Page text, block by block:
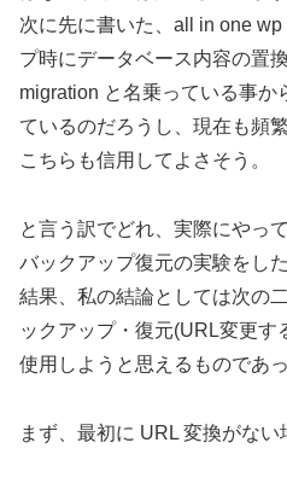
次に先に書いた、all in one
プ時にデータベース内容の置
migration と名乗っている事か
ているのだろうし、現在も頻
こちらも信用してよさそう。
と言う訳でどれ、実際にやっ
バックアップ復元の実験をした
結果、私の結論としては次の
ックアップ・復元(URL変更す
使用しようと思えるものであっ
まず、最初に URL 変換がない